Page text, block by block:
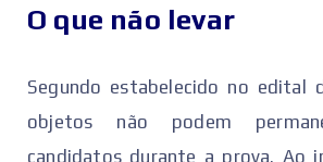
O que não levar
Segundo estabelecido no edital
objetos não podem
candidatos durante a prova. Ao